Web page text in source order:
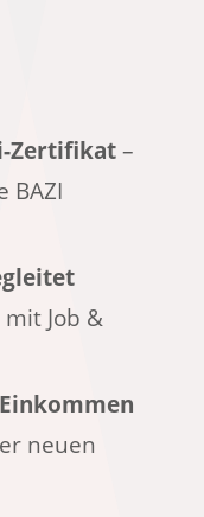
Zertifikat–
BAZI
Job &
neuen